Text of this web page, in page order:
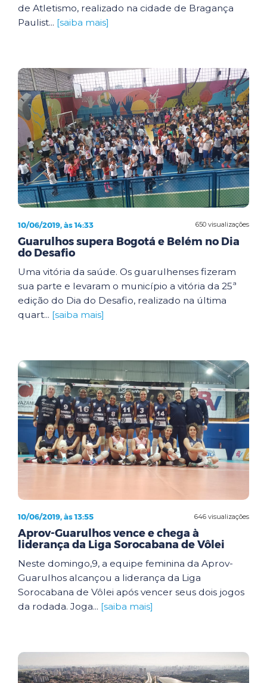
de Atletismo, realizado na cidade de Bragança
Paulist... [saiba mais]
650 visualizações
10/06/2019, às 14:33
Guarulhos supera Bogotá e Belém no Dia
do Desafio
Uma vitória da saúde. Os guarulhenses fizeram
sua parte e levaram o município a vitória da 25ª
edição do Dia do Desafio, realizado na última
quart... [saiba mais]
646 visualizações
10/06/2019, às 13:55
Aprov-Guarulhos vence e chega à
liderança da Liga Sorocabana de Vôlei
Neste domingo,9, a equipe feminina da Aprov-
Guarulhos alcançou a liderança da Liga
Sorocabana de Vôlei após vencer seus dois jogos
da rodada. Joga... [saiba mais]